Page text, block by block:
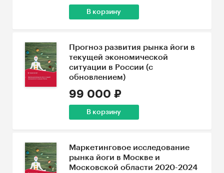
В корзину
Прогноз развития рынка йоги в
текущей экономической
ситуации в России (с
обновлением)
99 000 ₽
В корзину
Маркетинговое исследование
рынка йоги в Москве и
Московской области 2020-2024